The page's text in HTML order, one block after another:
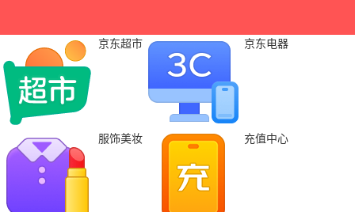
京东超市 京东电器
服饰美妆 充值中心